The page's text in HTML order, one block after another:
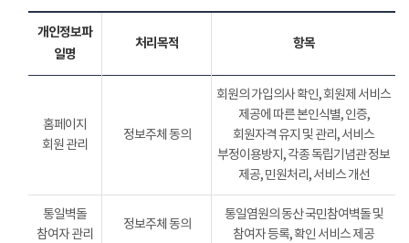
개인정보파
일명
처리목적 항목
홈페이지
회원 관리
정보주체 동의
회원의 가입의사 확인, 회원제 서비스
제공에 따른 본인식별, 인증,
회원자격 유지 및 관리, 서비스
부정이용방지, 각종 독립기념관 정보
제공, 민원처리, 서비스 개선
통일벽돌
참여자 관리
정보주체 동의
통일염원의 동산 국민참여벽돌 및
참여자 등록, 확인 서비스 제공